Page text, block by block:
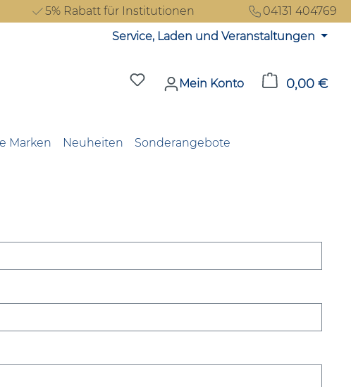
5% Rabatt für Institutionen
04131 404769
Service, Laden und Veranstaltungen
Du hast 0 Produkte auf dem
Mein Konto 0,00 €
Marken Neuheiten Sonderangebote